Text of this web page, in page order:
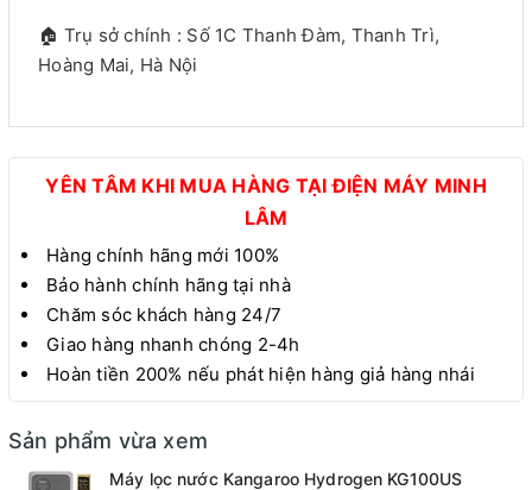
🏠 Trụ sở chính : Số 1C Thanh Đàm, Thanh Trì,
Hoàng Mai, Hà Nội
YÊN TÂM KHI MUA HÀNG TẠI ĐIỆN MÁY MINH
LÂM
Hàng chính hãng mới 100%
Bảo hành chính hãng tại nhà
Chăm sóc khách hàng 24/7
Giao hàng nhanh chóng 2-4h
Hoàn tiền 200% nếu phát hiện hàng giả hàng nhái
Sản phẩm vừa xem
Máy lọc nước Kangaroo Hydrogen KG100US